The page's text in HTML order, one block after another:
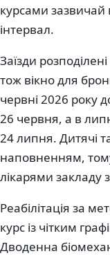
курсами
інтервал.
Заїзди
тож вікно для
червні 2026 року
26 червня, а в
24 липня. Дитячі
наповненням,
лікарями закладу
Реабілітація за
курс із чітким
Дводенна